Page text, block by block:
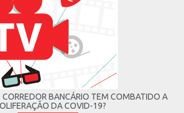
BANCÁRIO TEM COMBATIDO A
DA COVID-19?